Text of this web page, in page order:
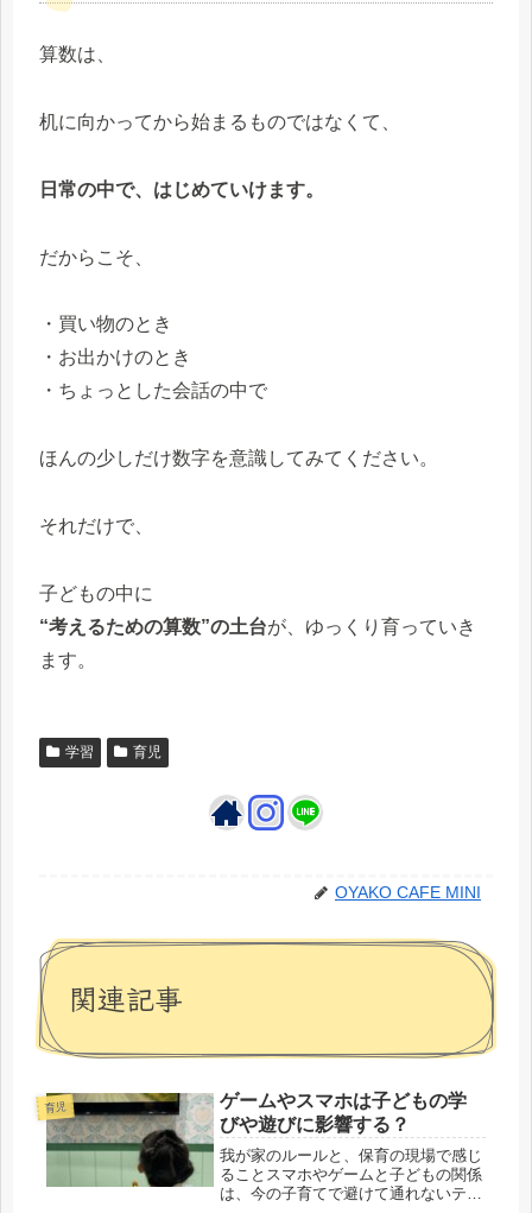
算数は、
机に向かってから始まるものではなくて、
日常の中で、はじめていけます。
だからこそ、
・買い物のとき
・お出かけのとき
・ちょっとした会話の中で
ほんの少しだけ数字を意識してみてください。
それだけで、
子どもの中に
“考えるための算数”の土台が、ゆっくり育っていき
ます。
学習 育児
OYAKO CAFE MINI
関連記事
育児
ゲームやスマホは子どもの学
びや遊びに影響する？
我が家のルールと、保育の現場で感じ
ることスマホやゲームと子どもの関係
は、今の子育てで避けて通れないテー